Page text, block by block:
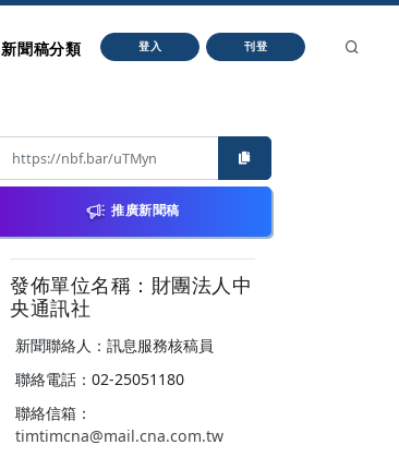
新聞稿分類 登入 刊登
推廣新聞稿
發佈單位名稱：財團法人中
央通訊社
新聞聯絡人：訊息服務核稿員
聯絡電話：02-25051180
聯絡信箱：
timtimcna@mail.cna.com.tw